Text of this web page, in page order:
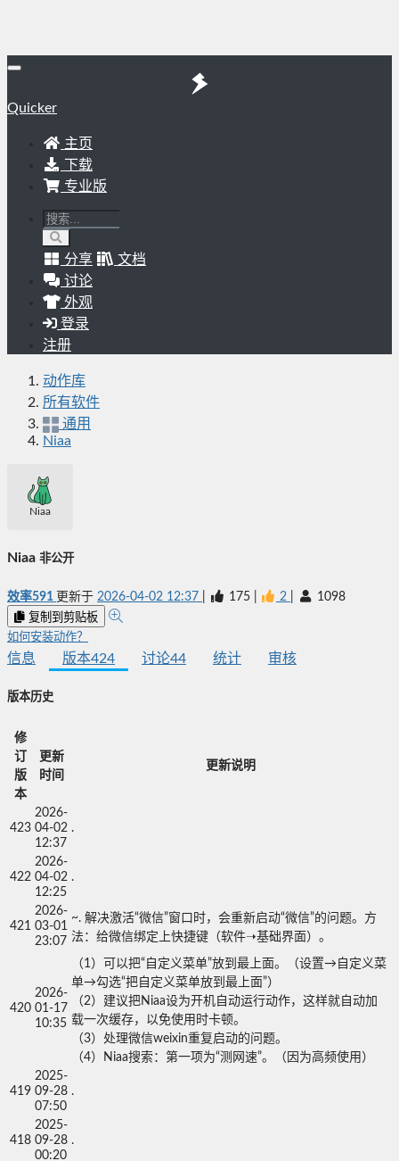
Quicker
主页
下载
专业版
分享
文档
讨论
外观
登录
注册
动作库
所有软件
通用
Niaa
Niaa
Niaa 非公开
效率591 更新于 2026-04-02 12:37 175 2 1098
复制到剪贴板
如何安装动作？
信息 版本424 讨论44 统计 审核
版本历史
修
订
版
本
更新
时间
更新说明
423
2026-
04-02
12:37
.
422
2026-
04-02
12:25
.
421
2026-
03-01
23:07
~. 解决激活“微信”窗口时，会重新启动“微信”的问题。方
法：给微信绑定上快捷键（软件➝基础界面）。
420
2026-
01-17
10:35
（1）可以把“自定义菜单”放到最上面。（设置→自定义菜
单→勾选“把自定义菜单放到最上面”）
（2）建议把Niaa设为开机自动运行动作，这样就自动加
载一次缓存，以免使用时卡顿。
（3）处理微信weixin重复启动的问题。
（4）Niaa搜索：第一项为“测网速”。（因为高频使用）
419
2025-
09-28
07:50
.
418
2025-
09-28
00:20
.